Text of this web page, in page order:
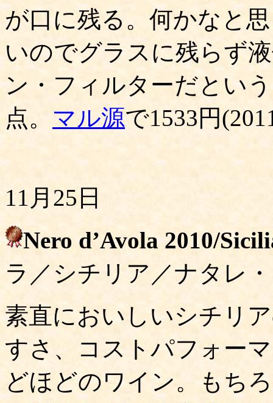
が口に残る。何かなと
いのでグラスに残らず
ン・フィルターだとい
点。 マル源で1533円
11月25日
Nero d’Avola 2010/
ラ／シチリア／ナタレ
素直においしいシチリ
すさ、コストパフォー
どほどのワイン。もち